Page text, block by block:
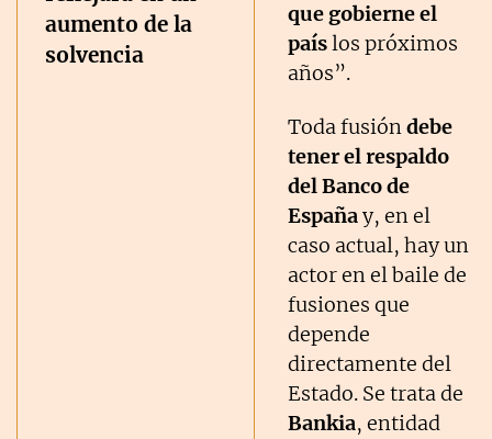
aumento de la
solvencia
que gobierne el
paíslos próximos
años”.
Toda fusióndebe
tener el respaldo
del Banco de
Españay, en el
caso actual, hay un
actor en el baile de
fusiones que
depende
directamente del
Estado. Se trata de
Bankia, entidad